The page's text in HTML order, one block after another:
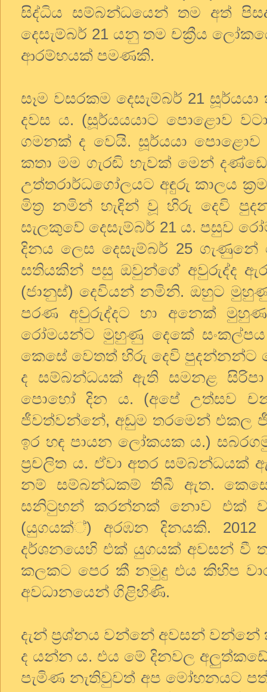
සිද්ධිය සම්බන්ධයෙන් තම අත්
දෙසැම්බර් 21 යනු තම චක්‍රීය
ආරම්භයක් පමණකි.
සෑම වසරකම දෙසැම්බර් 21
දවස ය. (සූර්යයයාට පොළොව
ගමනක් ද වෙයි. සූර්යයා
කතා මම ගැරඬි හැවක් මෙන්
උත්තරාර්ධගෝලයට අඳුරු කාලය
මිත්‍ර නමින් හැඳින් වූ හිරු දෙවි
සැලකුවේ දෙසැම්බර් 21 ය. පසුව
දිනය ලෙස දෙසැම්බර් 25
සතියකින් පසු ඔවුන්ගේ අවුරුද්ද
(ජානුස්) දෙවියන් නමිනි. ඔහුට
පරණ අවුරුද්දට හා අනෙක්
රෝමයන්ට මුහුණු දෙකේ
කෙසේ වෙතත් හිරු දෙවි පුදන්නන්ට
ද සම්බන්ධයක් ඇති සමනළ
පොහෝ දින ය. (අපේ උත්සව
ජීවත්වන්නේ, අඩුම තරමෙන් එකල
ඉර හඳ පායන ලෝකයක ය.)
ප්‍රචලිත ය. ඒවා අතර සම්බන්ධයක්
නම් සම්බන්ධකම් තිබී ඇත. කෙසේ
සනිටුහන් කරන්නක් නොව එක්
(යුගයක්්) අරඹන දිනයකි. 2012
දර්ශනයෙහි එක් යුගයක් අවසන් වී
කලකට පෙර කී නමුදු එය කිහිප
අවධානයෙන් ගිළිහිණි.
දැන් ප්‍රශ්නය වන්නේ අවසන්
ද යන්න ය. එය මේ දිනවල
පැමිණ නැතිවුවත් අප මෝහනයට